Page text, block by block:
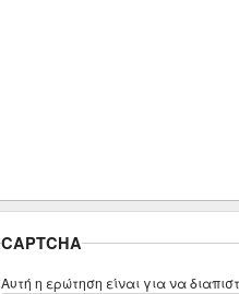
CAPTCHA
Αυτή η ερώτηση είναι για να